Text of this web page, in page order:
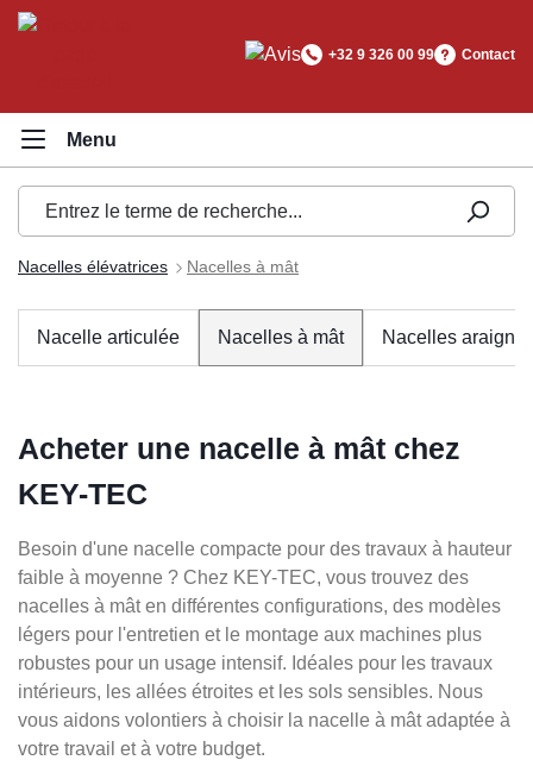
principal
+32 9 326 00 99 Contact
Nacelles élévatrices Nacelles à mât
Nacelle articulée Nacelles à mât Nacelles
Acheter une nacelle à mât chez
KEY-TEC
Besoin d'une nacelle compacte pour des travaux à hauteur
faible à moyenne ? Chez KEY-TEC, vous trouvez des
nacelles à mât en différentes configurations, des modèles
légers pour l'entretien et le montage aux machines plus
robustes pour un usage intensif. Idéales pour les travaux
intérieurs, les allées étroites et les sols sensibles. Nous
vous aidons volontiers à choisir la nacelle à mât adaptée à
votre travail et à votre budget.